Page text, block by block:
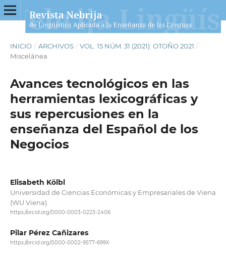
INICIO / ARCHIVOS / VOL. 15 NÚM. 31 (2021): OTOÑO 2021 /
Miscelánea
Avances tecnológicos en las
herramientas lexicográficas y
sus repercusiones en la
enseñanza del Español de los
Negocios
Elisabeth Kölbl
Universidad de Ciencias Económicas y Empresariales de Viena
(WU Viena).
https://orcid.org/0000-0003-0223-2406
Pilar Pérez Cañizares
https://orcid.org/0000-0002-9577-699X